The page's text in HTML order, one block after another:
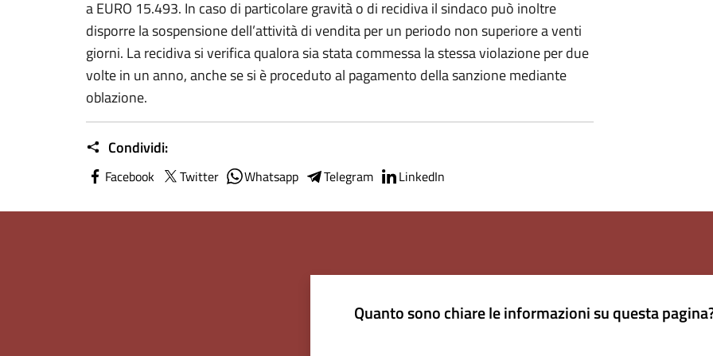
a EURO 15.493. In caso di particolare gravità o di recidiva il sindaco può inoltre
disporre la sospensione dell’attività di vendita per un periodo non superiore a venti
giorni. La recidiva si verifica qualora sia stata commessa la stessa violazione per due
volte in un anno, anche se si è proceduto al pagamento della sanzione mediante
oblazione.
Condividi:
Facebook Twitter Whatsapp Telegram LinkedIn
Quanto sono chiare le informazioni su questa